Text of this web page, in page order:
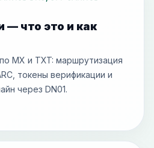
— что это и как
MX и TXT: маршрутизация
токены верификации и
через DN01.